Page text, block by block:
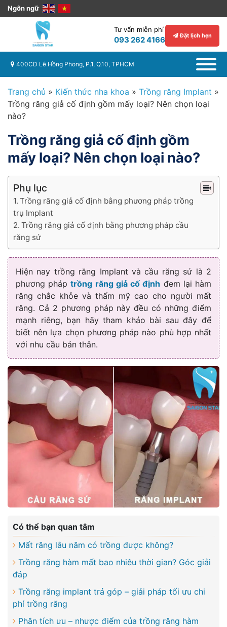
Ngôn ngữ
Tư vấn miễn phí
093 262 4166 Đặt lịch hẹn
400CD Lê Hồng Phong, P.1, Q.10, TPHCM
Trang chủ » Kiến thức nha khoa » Trồng răng Implant »
Trồng răng giả cố định gồm mấy loại? Nên chọn loại
nào?
Trồng răng giả cố định gồm
mấy loại? Nên chọn loại nào?
Phụ lục
Trồng răng giả cố định bằng phương pháp trồng
trụ Implant
Trồng răng giả cố định bằng phương pháp cầu
răng sứ
Hiện nay trồng răng Implant và cầu răng sứ là 2
phương pháptrồng răng giả cố định đem lại hàm
răng chắc khỏe và thẩm mỹ cao cho người mất
răng. Cả 2 phương pháp này đều có những điểm
mạnh riêng, bạn hãy tham khảo bài sau đây để
biết nên lựa chọn phương pháp nào phù hợp nhất
với nhu cầu bản thân.
Có thể bạn quan tâm
Mất răng lâu năm có trồng được không?
Trồng răng hàm mất bao nhiêu thời gian? Góc giải
đáp
Trồng răng implant trả góp – giải pháp tối ưu chi
phí trồng răng
Phân tích ưu – nhược điểm của trồng răng hàm